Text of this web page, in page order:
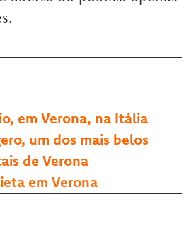
em Verona, na Itália
um dos mais belos
de Verona
em Verona